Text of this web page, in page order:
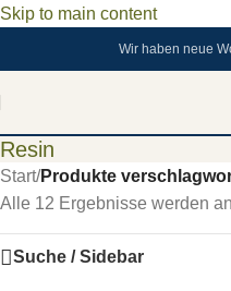
Skip to main content
Wir haben neue
Resin
Start/Produkte
Alle 12 Ergebnisse werden
Suche / Sidebar